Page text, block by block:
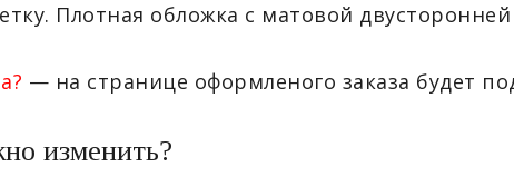
Плотная обложка с матовой
— на странице оформленого заказа будет
изменить?